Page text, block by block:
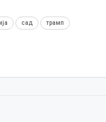
сад трамп